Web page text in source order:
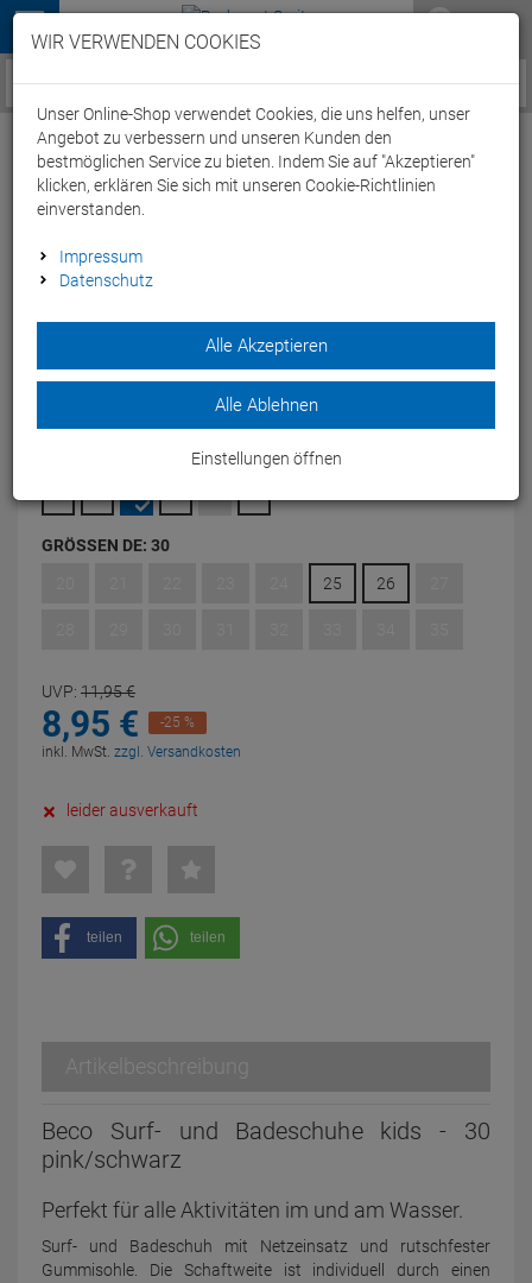
Menü
Service / Hilfe
Beco Surf- und Badeschuhe kids - 30
pink/schwarz
Der BBeco Surf- und Badeschuhe kids aus Neopren ist ideal
für Wassersport für Kinder.
PINK/SCHWARZ
GRÖSSEN DE: 30
25 26
UVP: 11,95€
8,95 €
-25 %
inkl. MwSt. zzgl. Versandkosten
leider ausverkauft
teilen teilen
Artikelbeschreibung
Beco Surf- und Badeschuhe kids - 30
pink/schwarz
Perfekt für alle Aktivitäten im und am Wasser.
Surf- und Badeschuh mit Netzeinsatz und rutschfester
Gummisohle. Die Schaftweite ist individuell durch einen
WIR VERWENDEN COOKIES
Unser Online-Shop verwendet Cookies, die uns helfen, unser
Angebot zu verbessern und unseren Kunden den
bestmöglichen Service zu bieten. Indem Sie auf "Akzeptieren"
klicken, erklären Sie sich mit unseren Cookie-Richtlinien
einverstanden.
Impressum
Datenschutz
Alle Akzeptieren
Alle Ablehnen
Einstellungen öffnen